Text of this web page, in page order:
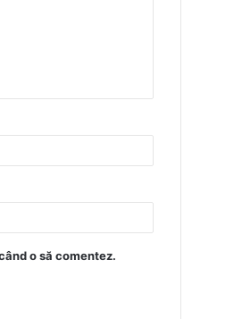
o să comentez.